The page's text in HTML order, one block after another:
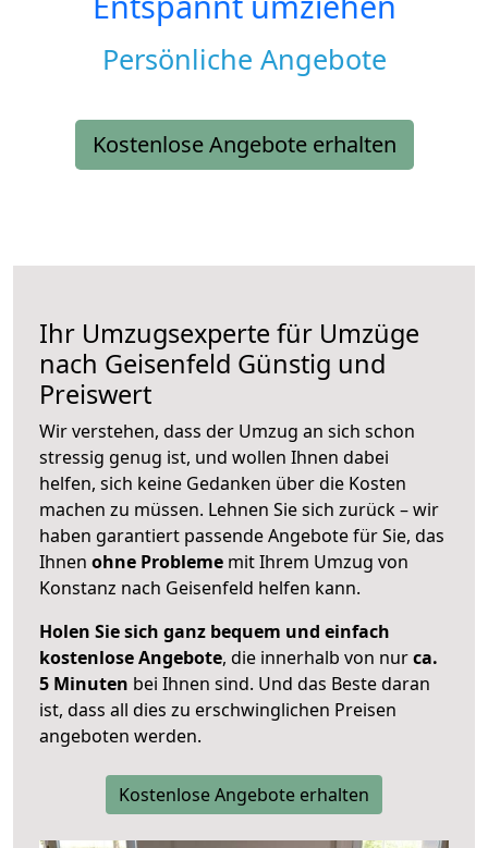
Persönliche Angebote
Kostenlose Angebote erhalten
Ihr Umzugsexperte für Umzüge
nach Geisenfeld Günstig und
Preiswert
Wir verstehen, dass der Umzug an sich schon
stressig genug ist, und wollen Ihnen dabei
helfen, sich keine Gedanken über die Kosten
machen zu müssen. Lehnen Sie sich zurück – wir
haben garantiert passende Angebote für Sie, das
Ihnen ohne Probleme mit Ihrem Umzug von
Konstanz nach Geisenfeld helfen kann.
Holen Sie sich ganz bequem und einfach
kostenlose Angebote, die innerhalb von nurca.
5 Minuten bei Ihnen sind. Und das Beste daran
ist, dass all dies zu erschwinglichen Preisen
angeboten werden.
Kostenlose Angebote erhalten